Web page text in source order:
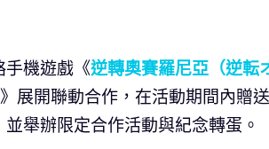
機遊戲《逆轉奧賽羅尼亞（逆転
展開聯動合作，在活動期間內贈
並舉辦限定合作活動與紀念轉蛋。